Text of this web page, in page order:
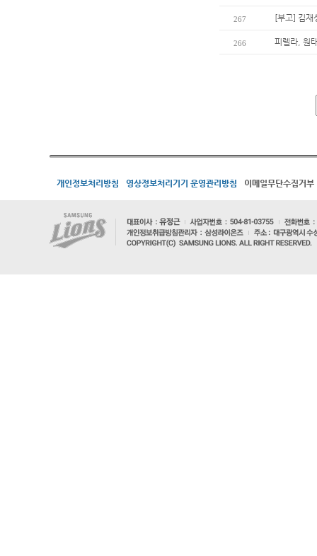
267 [부고] 김재
266 피렐라, 원
개인정보처리방침 영상정보처리기기 운영관리방침 이메일무단수집거부